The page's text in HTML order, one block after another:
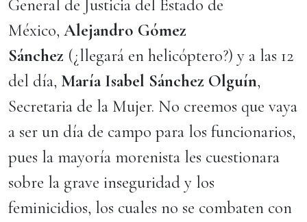
General de Justicia del Estado de
México, Alejandro Gómez
Sánchez (¿llegará en helicóptero?) y a las 12
del día, María Isabel Sánchez Olguín,
Secretaria de la Mujer. No creemos que vaya
a ser un día de campo para los funcionarios,
pues la mayoría morenista les cuestionara
sobre la grave inseguridad y los
feminicidios, los cuales no se combaten con